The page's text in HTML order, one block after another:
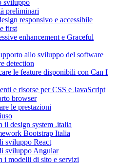
sviluppo
preliminari
responsivo e accessibile
first
enhancement e Graceful
allo sviluppo del software
detection
le feature disponibili con Can I
e risorse per CSS e JavaScript
browser
le prestazioni
il design system .italia
Bootstrap Italia
sviluppo React
sviluppo Angular
i modelli di sito e servizi